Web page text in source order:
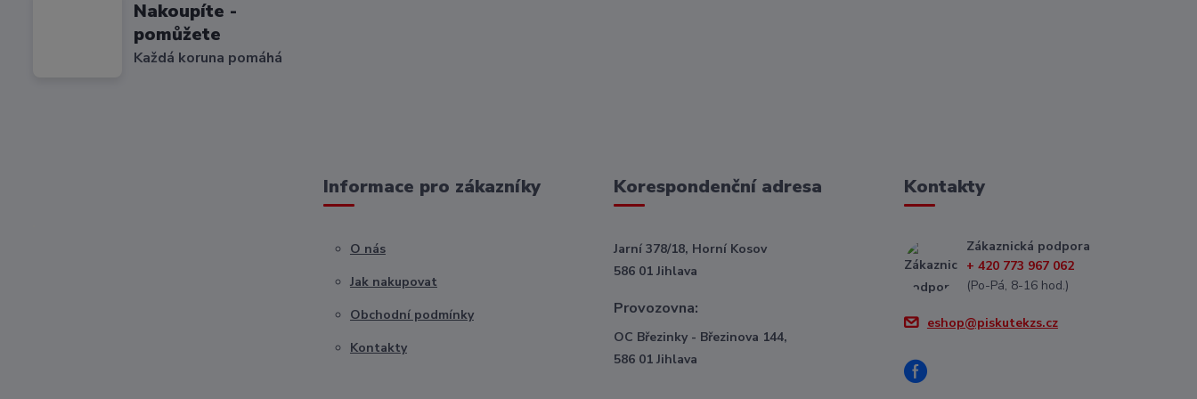
Nakoupíte -
pomůžete
Každá koruna pomáhá
Informace pro zákazníky
O nás
Jak nakupovat
Obchodní podmínky
Kontakty
Korespondenční adresa
Jarní 378/18, Horní Kosov
586 01 Jihlava
Provozovna:
OC Březinky - Březinova 144,
586 01 Jihlava
Kontakty
Zákaznická podpora
+ 420 773 967 062
(Po-Pá, 8-16 hod.)
eshop@piskutekzs.cz